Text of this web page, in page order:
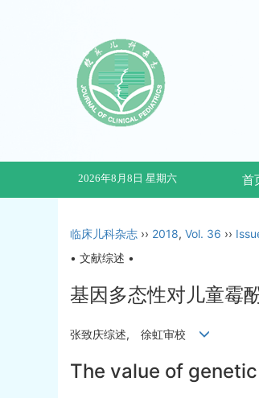
2026年8月8日 星期六 首
临床儿科杂志 ›› 2018, Vol. 36 ››
• 文献综述 •
基因多态性对儿童霉
张致庆综述, 徐虹审校
The value of